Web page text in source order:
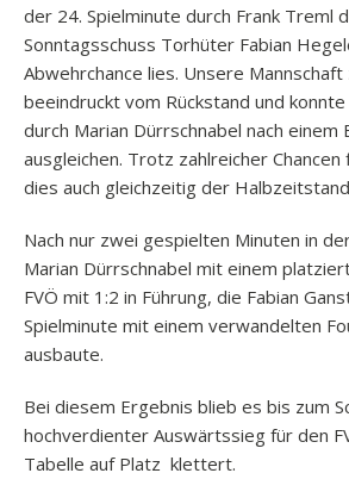
der 24. Spielminute durch Frank Treml
Sonntagsschuss Torhüter Fabian
Abwehrchance lies. Unsere
beeindruckt vom Rückstand und
durch Marian Dürrschnabel nach einem
ausgleichen. Trotz zahlreicher Chancen
dies auch gleichzeitig der
Nach nur zwei gespielten Minuten in
Marian Dürrschnabel mit einem
FVÖ mit 1:2 in Führung, die Fabian
Spielminute mit einem verwandelten
ausbaute.
Bei diesem Ergebnis blieb es bis zum
hochverdienter Auswärtssieg für den
Tabelle auf Platz klettert.